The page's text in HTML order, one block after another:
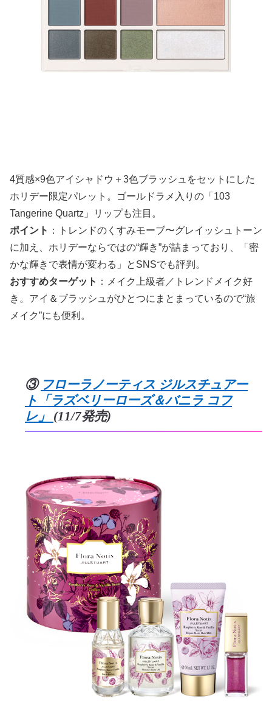
4質感×9色アイシャドウ＋3色ブラッシュをセットにした
ホリデー限定パレット。ゴールドラメ入りの「103
Tangerine Quartz」リップも注目。
ポイント ：トレンドのくすみモーブ〜グレイッシュトーン
に加え、ホリデーならではの“輝き”が詰まっており、「密
かな輝きで表情が変わる」とSNSでも評判。
おすすめターゲット ：メイク上級者／トレンドメイク好
き。アイ＆ブラッシュがひとつにまとまっているので“旅
メイク”にも便利。
③ フローラノーティス ジルスチュアー
ト「ラズベリーローズ＆バニラ コフ
レ」 (11/7発売)